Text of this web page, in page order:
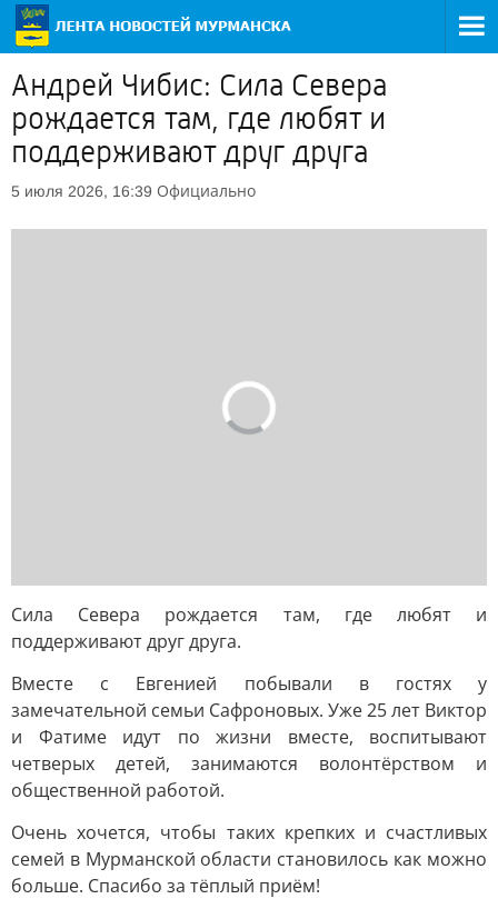
Андрей Чибис: Сила Севера
рождается там, где любят и
поддерживают друг друга
5 июля 2026, 16:39 Официально
Сила Севера рождается там, где любят и
поддерживают друг друга.
Вместе с Евгенией побывали в гостях у
замечательной семьи Сафроновых. Уже 25 лет Виктор
и Фатиме идут по жизни вместе, воспитывают
четверых детей, занимаются волонтёрством и
общественной работой.
Очень хочется, чтобы таких крепких и счастливых
семей в Мурманской области становилось как можно
больше. Спасибо за тёплый приём!